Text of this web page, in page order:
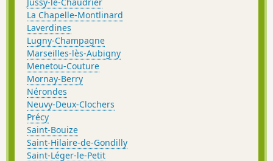
La Chapelle-Montlinard
Laverdines
Lugny-Champagne
Marseilles-lès-Aubigny
Menetou-Couture
Mornay-Berry
Nérondes
Neuvy-Deux-Clochers
Précy
Saint-Bouize
Saint-Hilaire-de-Gondilly
Saint-Léger-le-Petit